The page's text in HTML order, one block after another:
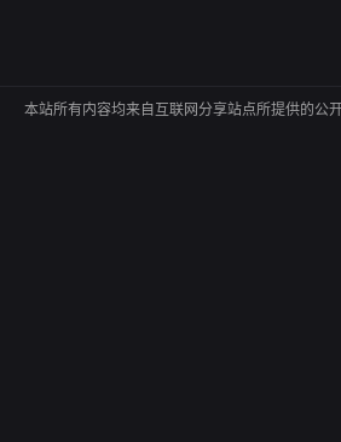
本站所有内容均来自互联网分享站点所提供的公